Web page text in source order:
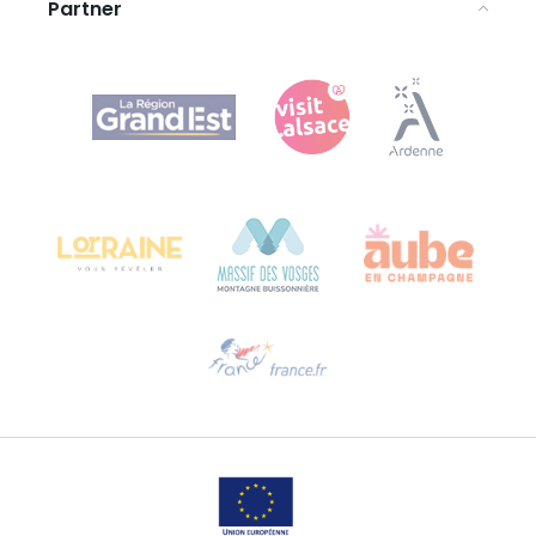
Agence Régionale du Tourisme Grand Est
Bureau de Colmar (sede operativa)
Contattaci per e-mail
Partner